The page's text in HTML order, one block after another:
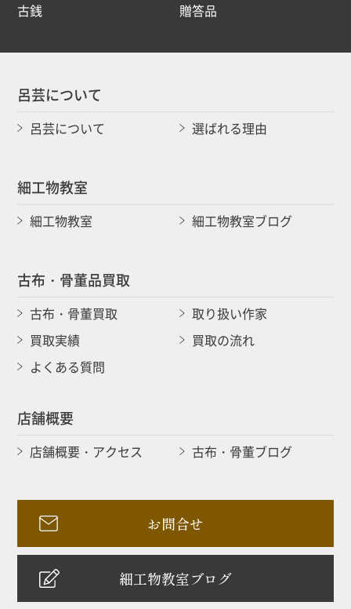
古銭
贈答品
呂芸について
呂芸について 選ばれる理由
細工物教室
細工物教室 細工物教室ブログ
古布・骨董品買取
古布・骨董買取
取り扱い作家
買取実績
買取の流れ
よくある質問
店舗概要
店舗概要・アクセス 古布・骨董ブログ
お問合せ
細工物教室ブログ